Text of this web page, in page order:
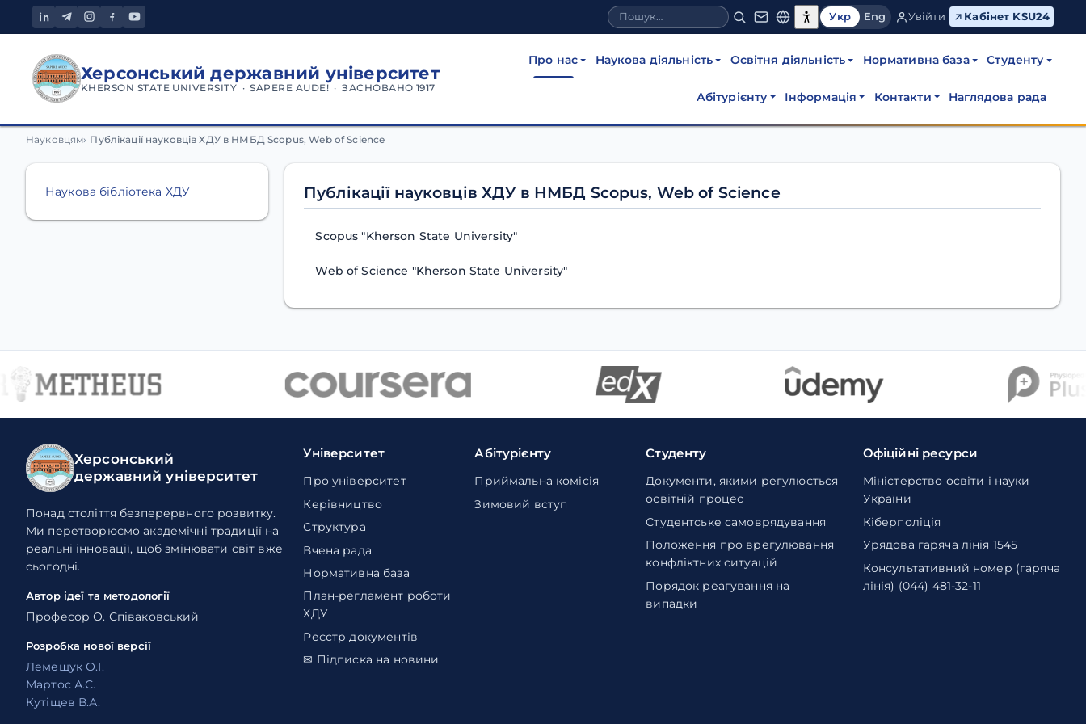
Укр Eng Увійти Кабінет KSU24
Херсонський державний університет
KHERSON STATE UNIVERSITY · SAPERE AUDE! · ЗАСНОВАНО 1917
Про нас Наукова діяльність Освітня діяльність Нормативна база Студенту
Абітурієнту Інформація Контакти Наглядова рада
Публікації науковців ХДУ в НМБД Scopus, Web of Science
Науковцям Публікації науковців ХДУ в НМБД Scopus, Web of Science
Наукова бібліотека ХДУ Публікації науковців ХДУ в НМБД Scopus, Web of Science
Scopus "Kherson State University"
Web of Science "Kherson State University"
Херсонський
державний університет
Понад століття безперервного розвитку.
Ми перетворюємо академічні традиції на
реальні інновації, щоб змінювати світ вже
сьогодні.
Автор ідеї та методології
Професор О. Співаковський
Розробка нової версії
Лемещук О.І.
Мартос А.С.
Кутіщев В.А.
Університет
Про університет
Керівництво
Структура
Вчена рада
Нормативна база
План-регламент роботи
ХДУ
Реєстр документів
✉ Підписка на новини
Абітурієнту
Приймальна комісія
Зимовий вступ
Студенту
Документи, якими регулюється
освітній процес
Студентське самоврядування
Положення про врегулювання
конфліктних ситуацій
Порядок реагування на
випадки
Офіційні ресурси
Міністерство освіти і науки
України
Кіберполіція
Урядова гаряча лінія 1545
Консультативний номер (гаряча
лінія) (044) 481-32-11